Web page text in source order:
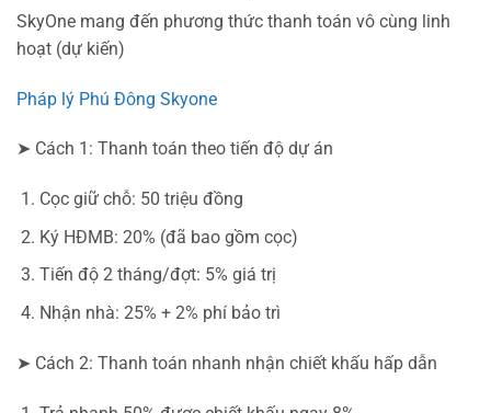
SkyOne mang đến phương thức thanh toán vô cùng linh
hoạt (dự kiến)
Pháp lý Phú Đông Skyone
➤ Cách 1: Thanh toán theo tiến độ dự án
Cọc giữ chỗ: 50 triệu đồng
Ký HĐMB: 20% (đã bao gồm cọc)
Tiến độ 2 tháng/đợt: 5% giá trị
Nhận nhà: 25% + 2% phí bảo trì
➤ Cách 2: Thanh toán nhanh nhận chiết khấu hấp dẫn